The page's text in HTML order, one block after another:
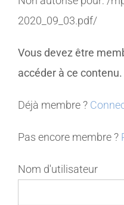
MEMBRES
CONTACT
2020_09_03.pdf/
Vous devez être
accéder à ce contenu.
Déjà membre ?
Pas encore membre ?
Nom d'utilisateur